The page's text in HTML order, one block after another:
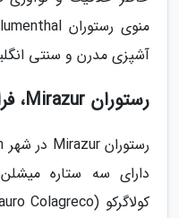
آشپزی مدرن و سنتی
رستوران Mirazur، فرانسه
دارای سه ستاره